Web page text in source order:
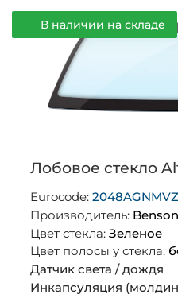
В наличии на складе
Лобовое стекло
Eurocode: 2048AGNMVZ
Производитель: Benson
Цвет стекла: Зеленое
Цвет полосы у стекла:
Датчик света / дождя
Инкапсуляция